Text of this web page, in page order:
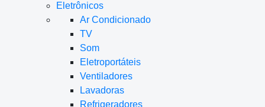
Eletrônicos
Ar Condicionado
TV
Som
Eletroportáteis
Ventiladores
Lavadoras
Refrigeradores